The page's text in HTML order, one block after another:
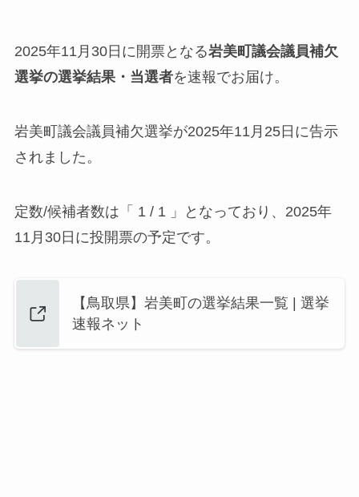
2025年11月30日に開票となる岩美町議会議員補欠
選挙の選挙結果・当選者を速報でお届け。
岩美町議会議員補欠選挙が2025年11月25日に告示
されました。
定数/候補者数は「 1 / 1 」となっており、2025年
11月30日に投開票の予定です。
【鳥取県】岩美町の選挙結果一覧 | 選挙
速報ネット